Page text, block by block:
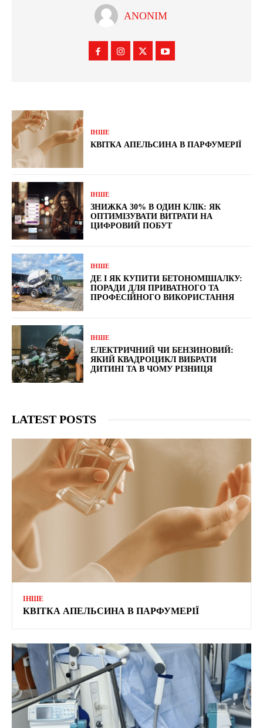
ANONIM
ІНШЕ
КВІТКА АПЕЛЬСИНА В ПАРФУМЕРІЇ
ІНШЕ
ЗНИЖКА 30% В ОДИН КЛІК: ЯК
ОПТИМІЗУВАТИ ВИТРАТИ НА
ЦИФРОВИЙ ПОБУТ
ІНШЕ
ДЕ І ЯК КУПИТИ БЕТОНОМІШАЛКУ:
ПОРАДИ ДЛЯ ПРИВАТНОГО ТА
ПРОФЕСІЙНОГО ВИКОРИСТАННЯ
ІНШЕ
ЕЛЕКТРИЧНИЙ ЧИ БЕНЗИНОВИЙ:
ЯКИЙ КВАДРОЦИКЛ ВИБРАТИ
ДИТИНІ ТА В ЧОМУ РІЗНИЦЯ
LATEST POSTS
ІНШЕ
КВІТКА АПЕЛЬСИНА В ПАРФУМЕРІЇ